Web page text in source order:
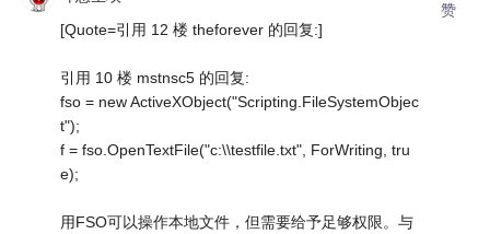
[Quote=引用 12 楼 theforever 的回复:]
引用 10 楼 mstnsc5 的回复:
fso = new ActiveXObject("Scripting.FileSystemObjec
t");
f = fso.OpenTextFile("c:\\testfile.txt", ForWriting, tru
e);
用FSO可以操作本地文件，但需要给予足够权限。与
赞